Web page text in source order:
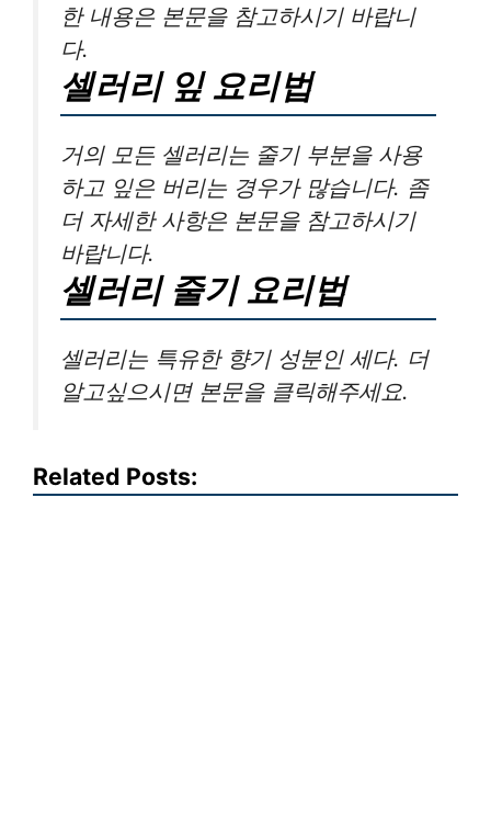
한 내용은 본문을 참고하시기 바랍니
다.
셀러리 잎 요리법
거의 모든 셀러리는 줄기 부분을 사용
하고 잎은 버리는 경우가 많습니다. 좀
더 자세한 사항은 본문을 참고하시기
바랍니다.
셀러리 줄기 요리법
셀러리는 특유한 향기 성분인 세다. 더
알고싶으시면 본문을 클릭해주세요.
Related Posts: